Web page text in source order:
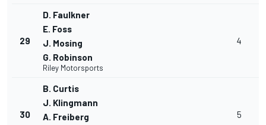
29
D. Faulkner
E. Foss
J. Mosing
G. Robinson
Riley Motorsports
4
30
B. Curtis
J. Klingmann
A. Freiberg
5